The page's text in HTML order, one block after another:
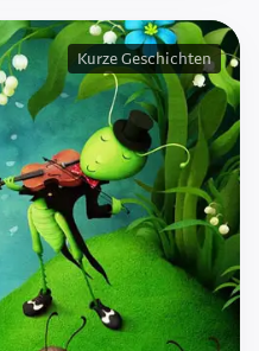
Kurze Geschichten